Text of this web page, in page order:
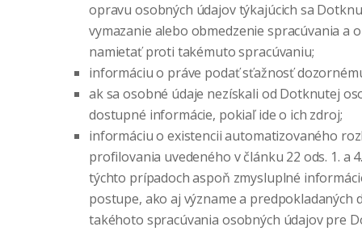
opravu osobných údajov týkajúcich sa
vymazanie alebo obmedzenie spracúvania a
namietať proti takémuto spracúvaniu;
informáciu o práve podať sťažnosť
ak sa osobné údaje nezískali od Dotknutej
dostupné informácie, pokiaľ ide o ich zdroj;
informáciu o existencii automatizovaného
profilovania uvedeného v článku 22 ods. 1. a
týchto prípadoch aspoň zmysluplné
postupe, ako aj význame a predpokladaných
takéhoto spracúvania osobných údajov pre